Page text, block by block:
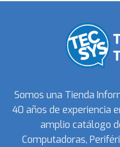
Somos una Tienda
40 años de experiencia
amplio catálogo
Computadoras,